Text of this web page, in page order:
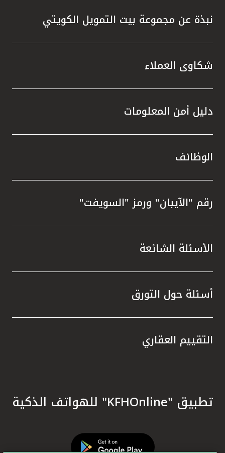
نبذة عن مجموعة بيت التمويل الكويتي
شكاوى العملاء
دليل أمن المعلومات
الوظائف
رقم "الآيبان" ورمز "السويفت"
الأسئلة الشائعة
أسئلة حول التورق
التقييم العقاري
تطبيق "KFHOnline" للهواتف الذكية